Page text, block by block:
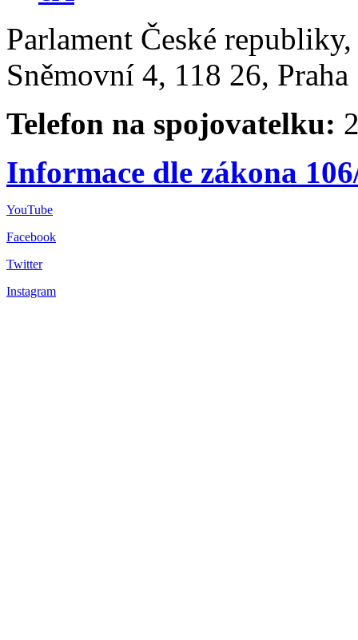
Parlament České
Sněmovní 4, 118 26,
Telefon na spojovatelku:
Informace dle zákona
YouTube
Facebook
Twitter
Instagram